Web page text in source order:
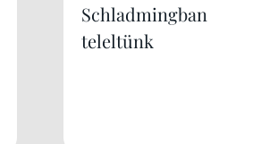
Schladmingban
teleltünk